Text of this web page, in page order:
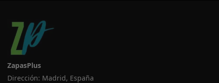
ZapasPlus
Dirección: Madrid, España